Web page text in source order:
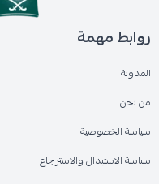
روابط مهمة
المدونة
من نحن
سياسة الخصوصية
سياسة الاستبدال والاسترجاع